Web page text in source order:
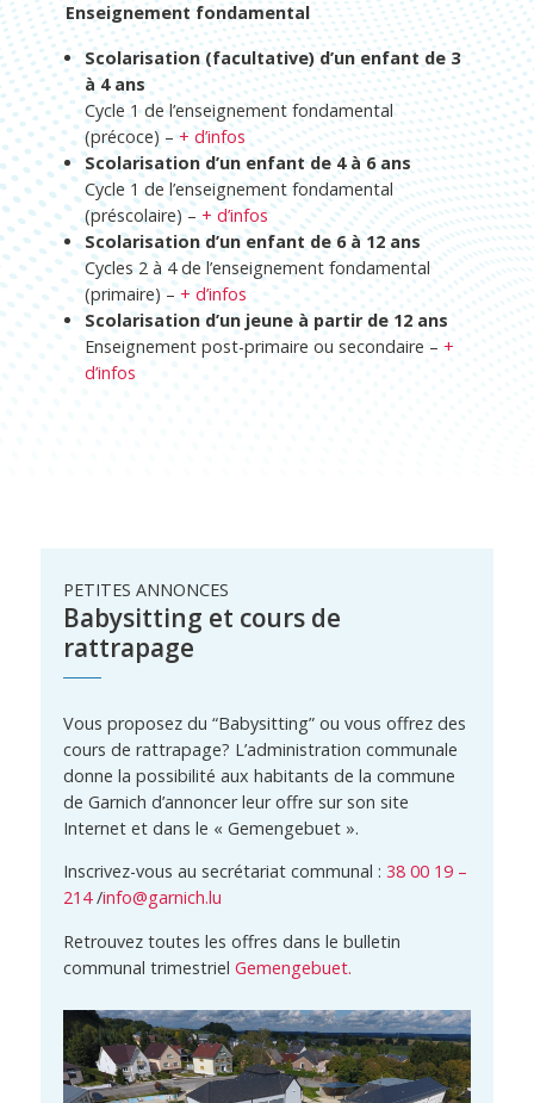
Enseignement fondamental
Scolarisation (facultative) d’un enfant de 3
à 4 ans
Cycle 1 de l’enseignement fondamental
(précoce) –+ d’infos
Scolarisation d’un enfant de 4 à 6 ans
Cycle 1 de l’enseignement fondamental
(préscolaire) –+ d’infos
Scolarisation d’un enfant de 6 à 12 ans
Cycles 2 à 4 de l’enseignement fondamental
(primaire) – + d’infos
Scolarisation d’un jeune à partir de 12 ans
Enseignement post-primaire ou secondaire – +
d’infos
Babysitting et cours de
rattrapage
PETITES ANNONCES
Vous proposez du “Babysitting” ou vous offrez des
cours de rattrapage? L’administration communale
donne la possibilité aux habitants de la commune
de Garnich d’annoncer leur offre sur son site
Internet et dans le « Gemengebuet ».
Inscrivez-vous au secrétariat communal :38 00 19 –
214/info@garnich.lu
Retrouvez toutes les offres dans le bulletin
communal trimestrielGemengebuet.